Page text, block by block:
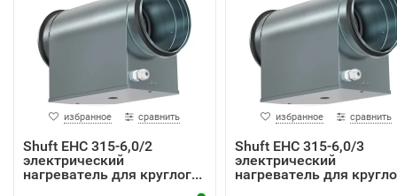
избранное сравнить
Shuft EHC 315-6,0/2
электрический
нагреватель для круглог...
избранное сравнить
Shuft EHC 315-6,0/3
электрический
нагреватель для